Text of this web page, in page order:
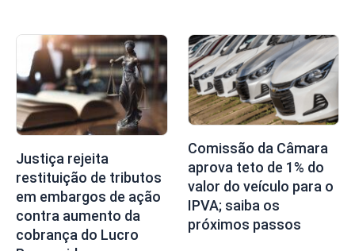
Justiça rejeita
restituição de tributos
em embargos de ação
contra aumento da
cobrança do Lucro
Comissão da Câmara
aprova teto de 1% do
valor do veículo para o
IPVA; saiba os
próximos passos